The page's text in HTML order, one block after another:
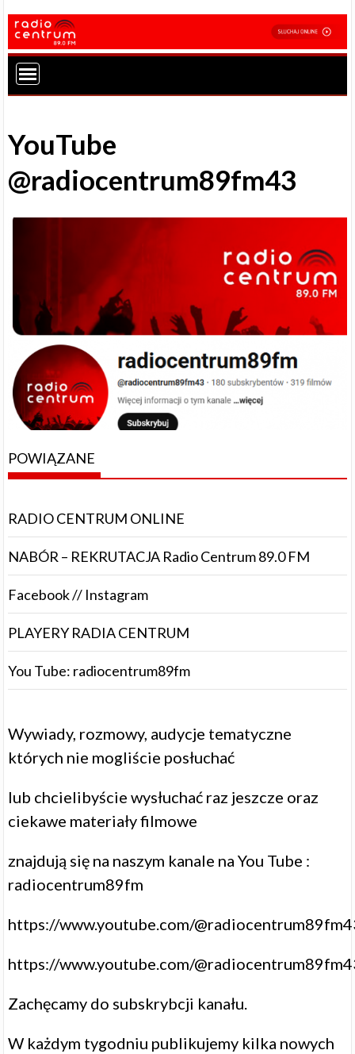
YouTube
@radiocentrum89fm43
POWIĄZANE
RADIO CENTRUM ONLINE
NABÓR – REKRUTACJA Radio Centrum 89.0 FM
Facebook // Instagram
PLAYERY RADIA CENTRUM
You Tube: radiocentrum89fm
Wywiady, rozmowy, audycje tematyczne
których nie mogliście posłuchać
lub chcielibyście wysłuchać raz jeszcze oraz
ciekawe materiały filmowe
znajdują się na naszym kanale na You Tube :
radiocentrum89fm
https://www.youtube.com/
https://www.youtube.com/
Zachęcamy do subskrybcji kanału.
W każdym tygodniu publikujemy kilka nowych